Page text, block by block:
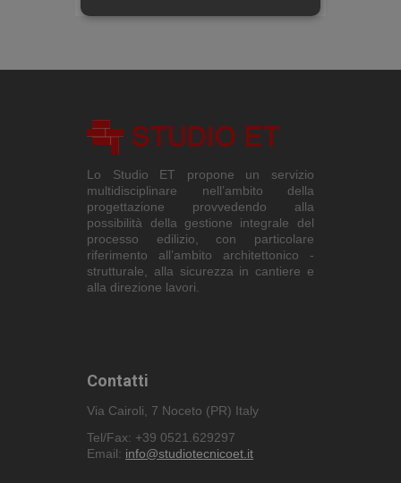
Lo Studio ET propone un servizio
multidisciplinare nell’ambito della
progettazione provvedendo alla
possibilità della gestione integrale del
processo edilizio, con particolare
riferimento all’ambito architettonico -
strutturale, alla sicurezza in cantiere e
alla direzione lavori.
Contatti
Via Cairoli, 7 Noceto (PR) Italy
Tel/Fax: +39 0521.629297
Email: info@studiotecnicoet.it
I cookie strettamente necessari
consentono funzionalità del sito Web
la gestione dell'account. Il sito Web non
può essere utilizzato correttamente
senza i cookie strettamente necessari.
Provider / Dominio
CookieScriptConsent
CookieScript
www.studiotecnicoet.it